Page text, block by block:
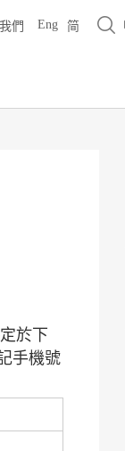
們 Eng 简
於下
手機號